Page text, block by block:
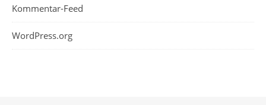
Kommentar-Feed
WordPress.org